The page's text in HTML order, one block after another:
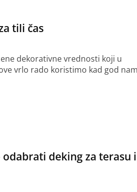
tili čas
dekorativne vrednosti koji u
vrlo rado koristimo kad god
odabrati deking za terasu